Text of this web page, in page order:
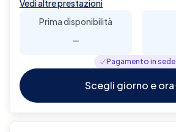
Vedi altre prestazioni
Prima disponibilità
-
Pagamento in sede
Scegli giorno e ora